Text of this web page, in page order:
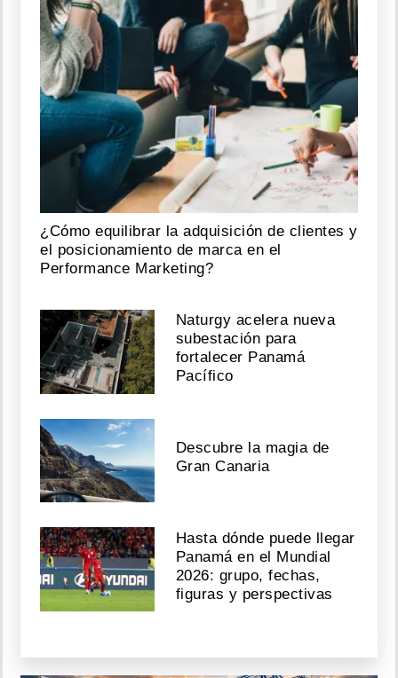
¿Cómo equilibrar la adquisición de clientes y
el posicionamiento de marca en el
Performance Marketing?
Naturgy acelera nueva
subestación para
fortalecer Panamá
Pacífico
Descubre la magia de
Gran Canaria
Hasta dónde puede llegar
Panamá en el Mundial
2026: grupo, fechas,
figuras y perspectivas